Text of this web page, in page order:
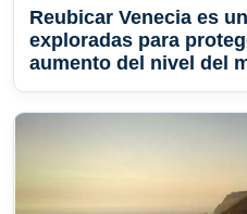
Reubicar Venecia es
exploradas para
aumento del nivel del